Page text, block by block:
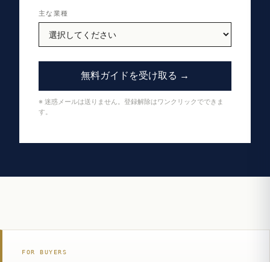
主な業種
無料ガイドを受け取る →
※ 迷惑メールは送りません。登録解除はワンクリックでできま
す。
FOR BUYERS